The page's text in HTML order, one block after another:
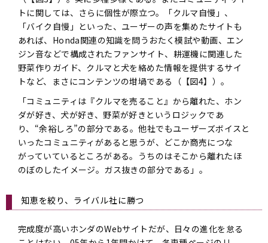
トに関しては、さらに個性が際立つ。「クルマ自慢」、
「バイク自慢」といった、ユーザーの声を集めたサイトも
あれば、Honda関連の知識を問うおたく模試や動画、エン
ジン音などで構成されたファンサイト、耕運機に関連した
野菜作りガイド、クルマと犬を絡めた情報を提供するサイ
トなど、まさにコンテンツの坩堝である（【図4】）。
「コミュニティは『クルマを売ること』から離れた、ホン
ダが好き、犬が好き、野菜が好きというロジックであ
り、“余裕しろ”の部分である。他社でもユーザーズボイスと
いったコミュニティがあると思うが、どこか商売につな
がっていているところがある。うちのはそこから離れたほ
のぼのしたイメージ。ガス抜きの部分である」。
知恵を絞り、ライバル社に勝つ
完成度が高いホンダのWebサイトだが、日々の進化を怠る